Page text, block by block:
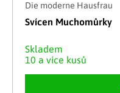
Die moderne Hausfrau
Svícen Muchomůrky
Skladem
10 a více kusů